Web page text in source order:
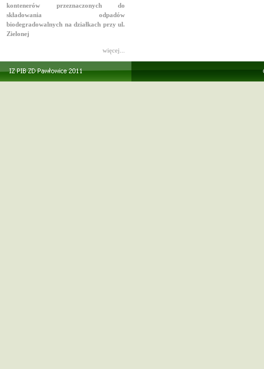
kontenerów przeznaczonych do
składowania odpadów
biodegradowalnych na działkach przy ul.
Zielonej
więcej...